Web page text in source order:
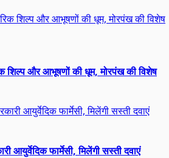
शिल्प और आभूषणों की धूम, मोरपंख की विशेष
आयुर्वेदिक फार्मेसी, मिलेंगी सस्ती दवाएं